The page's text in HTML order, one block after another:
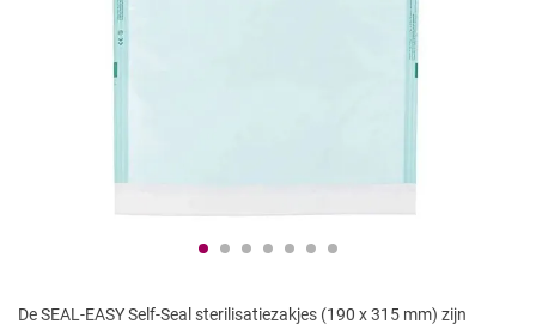
De SEAL-EASY Self-Seal sterilisatiezakjes (190 x 315 mm) zijn